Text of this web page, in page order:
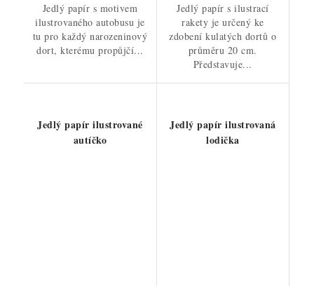
Jedlý papír s motivem
ilustrovaného autobusu je
tu pro každý narozeninový
dort, kterému propůjčí...
Jedlý papír s ilustrací
rakety je určený ke
zdobení kulatých dortů o
průměru 20 cm.
Představuje...
Jedlý papír ilustrované
autíčko
Jedlý papír ilustrovaná
lodička